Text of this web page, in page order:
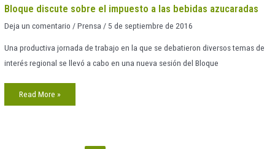
Bloque discute sobre el impuesto a las bebidas azucaradas
Deja un comentario /Prensa / 5 de septiembre de 2016
Una productiva jornada de trabajo en la que se debatieron diversos temas de
interés regional se llevó a cabo en una nueva sesión del Bloque
Bloque
discute
el
a
las
bebidas
azucaradas
Read More »